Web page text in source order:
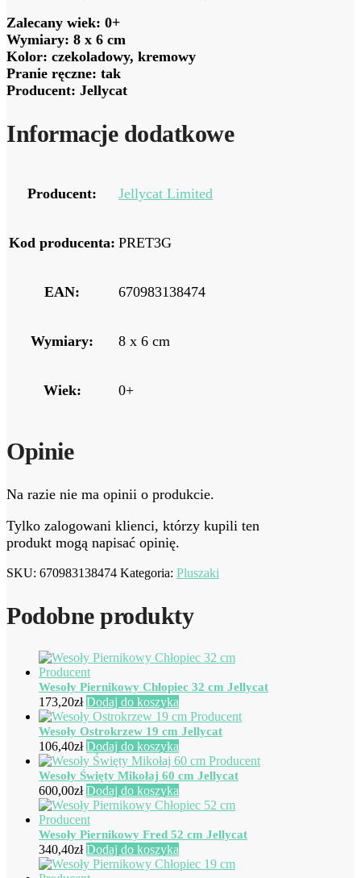
Zalecany wiek: 0+
Wymiary: 8 x 6 cm
Kolor: czekoladowy, kremowy
Pranie ręczne: tak
Producent: Jellycat
Informacje dodatkowe
Producent: Jellycat Limited
Kod producenta: PRET3G
EAN: 670983138474
Wymiary: 8 x 6 cm
Wiek: 0+
Opinie
Na razie nie ma opinii o produkcie.
Tylko zalogowani klienci, którzy kupili ten
produkt mogą napisać opinię.
SKU: 670983138474 Kategoria: Pluszaki
Podobne produkty
Wesoły Piernikowy Chłopiec 32 cm Jellycat
173,20zł Dodaj do koszyka
Wesoły Ostrokrzew 19 cm Jellycat
106,40zł Dodaj do koszyka
Wesoły Święty Mikołaj 60 cm Jellycat
600,00zł Dodaj do koszyka
Wesoły Piernikowy Fred 52 cm Jellycat
340,40zł Dodaj do koszyka